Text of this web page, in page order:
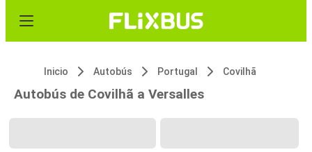
Inicio Autobús Portugal Covilhã
Autobús de Covilhã a Versalles